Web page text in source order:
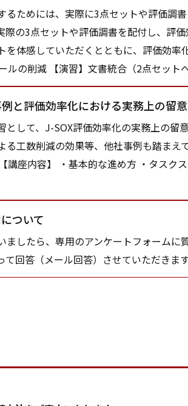
ためには、実際に3点セットや評価調
際の3点セットや評価調書を配付し、評
を体感していただくとともに、評価効率
ルの削減 【演習】文書統合（2点セット
と評価効率化における実務上の留
して、J-SOX評価効率化の実務上の留
る工数削減の効果等、他社事例も踏まえ
講座内容】 ・基本的な進め方 ・タスク
ついて
したら、専用のアンケートフォームに
回答（メール回答）させていただきます